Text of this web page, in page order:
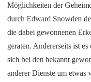
Möglichkeiten der
durch Edward Snowden
die dabei gewonnenen
geraten. Andererseits ist
sich bei den bekannt
anderer Dienste um etwas